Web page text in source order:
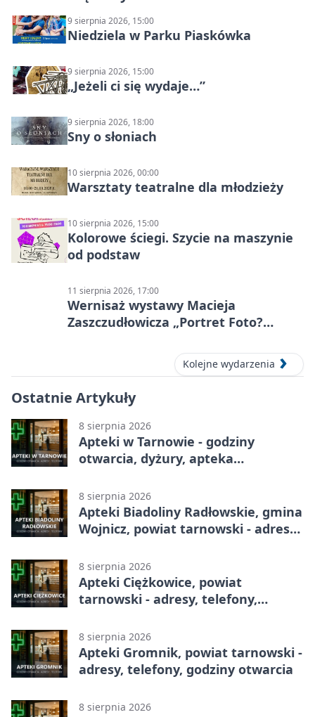
9 sierpnia 2026, 15:00
Niedziela w Parku Piaskówka
9 sierpnia 2026, 15:00
„Jeżeli ci się wydaje…”
9 sierpnia 2026, 18:00
Sny o słoniach
10 sierpnia 2026, 00:00
Warsztaty teatralne dla młodzieży
10 sierpnia 2026, 15:00
Kolorowe ściegi. Szycie na maszynie
od podstaw
11 sierpnia 2026, 17:00
Wernisaż wystawy Macieja
Zaszczudłowicza „Portret Foto?
Kolejne wydarzenia
Ostatnie Artykuły
8 sierpnia 2026
Apteki w Tarnowie - godziny
otwarcia, dyżury, apteka
8 sierpnia 2026
Apteki Biadoliny Radłowskie, gmina
Wojnicz, powiat tarnowski - adresy,
8 sierpnia 2026
Apteki Ciężkowice, powiat
tarnowski - adresy, telefony,
8 sierpnia 2026
Apteki Gromnik, powiat tarnowski -
adresy, telefony, godziny otwarcia
8 sierpnia 2026